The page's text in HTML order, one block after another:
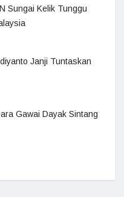
Sungai Kelik Tunggu
Janji Tuntaskan
Gawai Dayak Sintang